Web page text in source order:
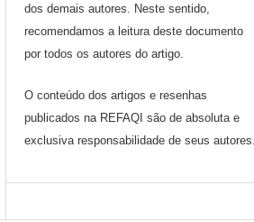
dos demais autores. Neste sentido,
recomendamos a leitura deste documento
por todos os autores do artigo.
O conteúdo dos artigos e resenhas
publicados na REFAQI são de absoluta e
exclusiva responsabilidade de seus autores.